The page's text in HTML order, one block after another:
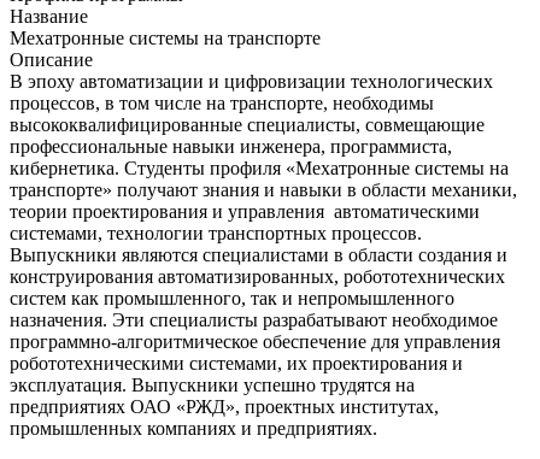
Название
Мехатронные системы на транспорте
Описание
В эпоху автоматизации и цифровизации технологических
процессов, в том числе на транспорте, необходимы
высококвалифицированные специалисты, совмещающие
профессиональные навыки инженера, программиста,
кибернетика. Студенты профиля «Мехатронные системы на
транспорте» получают знания и навыки в области механики,
теории проектирования и управления автоматическими
системами, технологии транспортных процессов.
Выпускники являются специалистами в области создания и
конструирования автоматизированных, робототехнических
систем как промышленного, так и непромышленного
назначения. Эти специалисты разрабатывают необходимое
программно-алгоритмическое обеспечение для управления
робототехническими системами, их проектирования и
эксплуатация. Выпускники успешно трудятся на
предприятиях ОАО «РЖД», проектных институтах,
промышленных компаниях и предприятиях.